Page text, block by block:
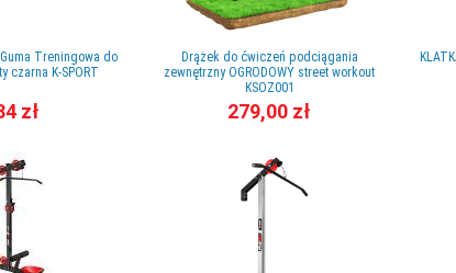
Treningowa do
czarna K-SPORT
zł
Drążek do ćwiczeń podciągania
zewnętrzny OGRODOWY street workout
KSOZ001
279,00 zł